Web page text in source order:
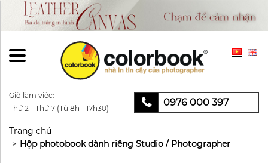
Giờ làm việc:
Thứ 2 - Thứ 7 (Từ 8h - 17h30)
0976 000 397
Trang chủ
Hộp photobook dành riêng Studio / Photographer